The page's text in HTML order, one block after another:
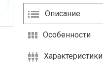
Описание
Особенности
Характеристики